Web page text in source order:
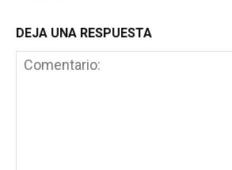
DEJA UNA RESPUESTA